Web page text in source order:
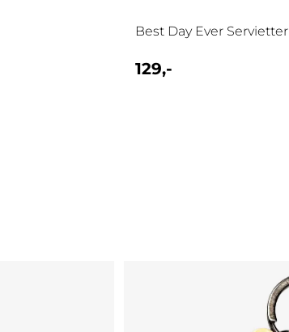
Best Day Ever Servietter
129,-